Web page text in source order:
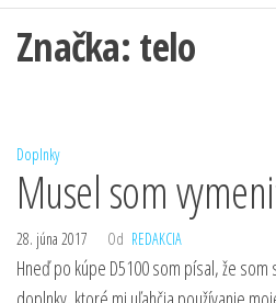
Značka: telo
Doplnky
Musel som
28. júna 2017 Od REDAKCIA
Hneď po kúpe D5100 som písal, že